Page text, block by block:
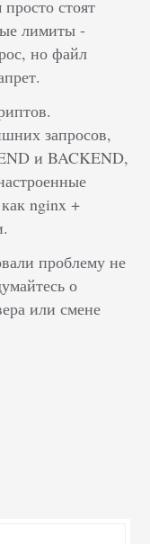
стоят
лимиты -
но файл
запросов,
и BACKEND,
nginx +
проблему не
о
или смене